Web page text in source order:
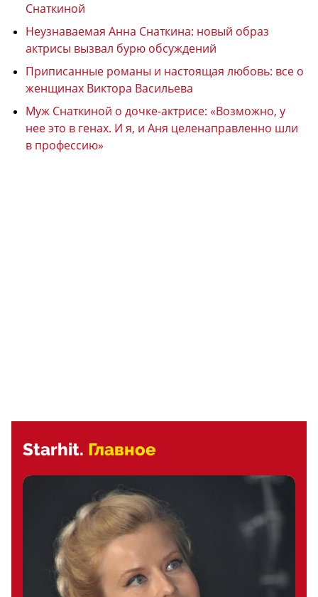
Снаткиной
Неузнаваемая Анна Снаткина: новый образ
актрисы вызвал бурю обсуждений
Приписанные романы и настоящая любовь: все о
женщинах Виктора Васильева
Муж Снаткиной о дочке-актрисе: «Возможно, у
нее это в генах. И я, и Аня целенаправленно шли
в профессию»
Starhit. Главное